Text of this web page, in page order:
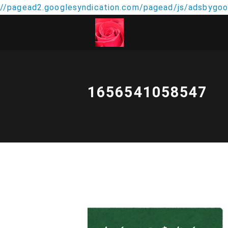
//pagead2.googlesyndication.com/pagead/js/
1656541058547